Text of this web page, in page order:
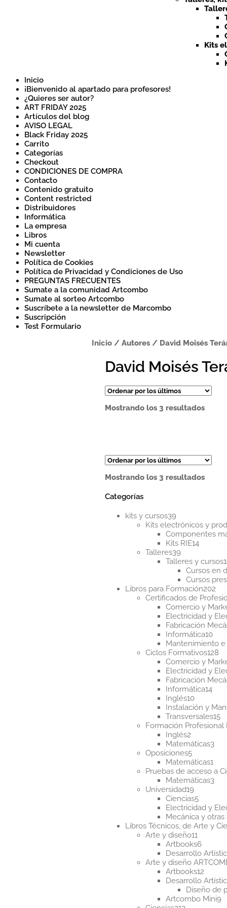
Kits
Inicio
¡Bienvenido al apartado para profesores!
¿Quieres ser autor?
ART FRIDAY 2025
Artículos del blog
AVISO LEGAL
Black Friday 2025
Carrito
Categorías
Checkout
CONDICIONES DE COMPRA
Contacto
Contenido gratuito
Content restricted
Distribuidores
Informática
La empresa
Libros
Mi cuenta
Newsletter
Política de Cookies
Política de Privacidad y Condiciones de Uso
PREGUNTAS FRECUENTES
Sumate a la comunidad Artcombo
Sumate al sorteo Artcombo
Suscríbete a la newsletter de Marcombo
Suscripción
Test Formulario
Inicio/ Autores/ David Moisés
David Moisés
Mostrando los 3 resultados
Mostrando los 3 resultados
Categorías
kits y cursos39
productos
Kits electrónicos y
Componentes
Kits RIE1414
Talleres39
productos
Talleres y cursos
Cursos en
Cursos
Libros para Formación202
Certificados de
Comercio y
Electricidad y
Fabricación
Informática1010
Mantenimiento
Ciclos Formativos128
Comercio y
Electricidad y
Fabricación
Informática1414
Inglés1010
Instalación y
Transversales1515
Formación Profesional
Inglés2
productos
Matemáticas33
Oposiciones55
productos
Matemáticas1
Pruebas de acceso a
Matemáticas33
Universidad19
productos
Ciencias55
Electricidad y
Mecánica y otras
Libros Técnicos, de Arte y
Arte y diseño11
Artbooks66
Desarrollo
Arte y diseño
Artbooks12
Desarrollo
Diseño de
Artcombo Mini9